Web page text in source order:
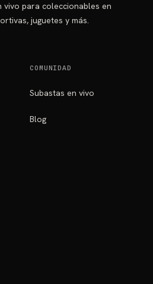
para coleccionables en
juguetes y más.
COMUNIDAD
Subastas en vivo
Blog